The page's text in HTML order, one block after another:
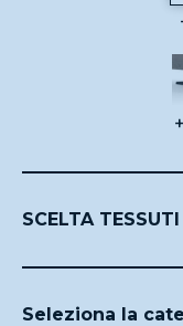
+
SCELTA TESSUTI
Seleziona la